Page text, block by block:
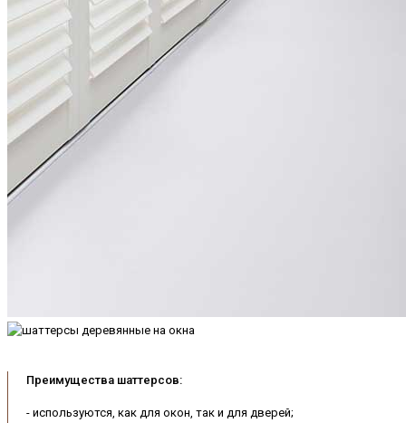
Преимущества шаттерсов:
- используются, как для окон, так и для дверей;